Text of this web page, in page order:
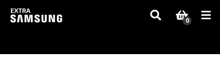
Vzhledem k aktuální situaci se může dodání dílů, které nejsou skladem,
zpozdit. Děkujeme za pochopení.
0